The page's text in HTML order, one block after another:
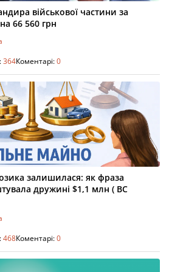
військової частини за
66 560 грн
364Коментарі:0
залишилася: як фраза
дружині $1,1 млн ( ВС
468Коментарі:0